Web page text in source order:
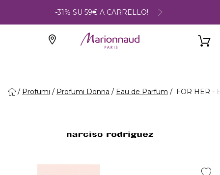
-31% SU 59€ A CARRELLO!
Profumi Profumi Donna Eau de Parfum FOR HER -